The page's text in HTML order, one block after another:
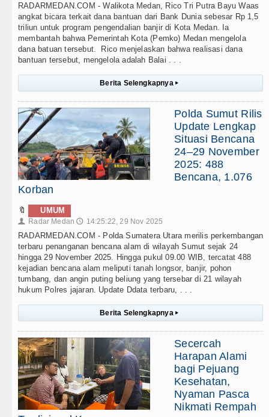
RADARMEDAN.COM - Walikota Medan, Rico Tri Putra Bayu Waas
angkat bicara terkait dana bantuan dari Bank Dunia sebesar Rp 1,5
triliun untuk program pengendalian banjir di Kota Medan. Ia
membantah bahwa Pemerintah Kota (Pemko) Medan mengelola
dana batuan tersebut. Rico menjelaskan bahwa realisasi dana
bantuan tersebut, mengelola adalah Balai . . .
Berita Selengkapnya ▸
Polda Sumut Rilis
Update Lengkap
Situasi Bencana
24–29 November
2025: 488
Bencana, 1.076
Korban
🔖 UMUM
👤 Radar Medan 🕔 14:25:22, 29 Nov 2025
RADARMEDAN.COM - Polda Sumatera Utara merilis perkembangan
terbaru penanganan bencana alam di wilayah Sumut sejak 24
hingga 29 November 2025. Hingga pukul 09.00 WIB, tercatat 488
kejadian bencana alam meliputi tanah longsor, banjir, pohon
tumbang, dan angin puting beliung yang tersebar di 21 wilayah
hukum Polres jajaran. Update Ddata terbaru, . . .
Berita Selengkapnya ▸
Secercah
Harapan Alami
bagi Pejuang
Kesehatan,
Nyaman Pasca
Nikmati Rempah